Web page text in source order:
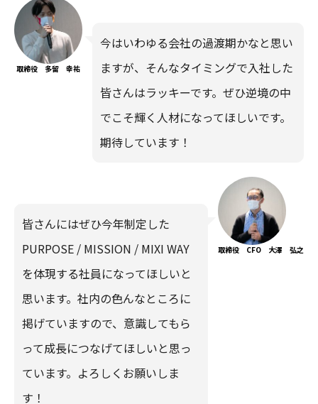
取締役 多留 幸祐
今はいわゆる会社の過渡期かなと思い
ますが、そんなタイミングで入社した
皆さんはラッキーです。ぜひ逆境の中
でこそ輝く人材になってほしいです。
期待しています！
皆さんにはぜひ今年制定した
PURPOSE / MISSION / MIXI WAY
を体現する社員になってほしいと
思います。社内の色んなところに
掲げていますので、意識してもら
って成長につなげてほしいと思っ
ています。よろしくお願いしま
す！
取締役 CFO 大澤 弘之